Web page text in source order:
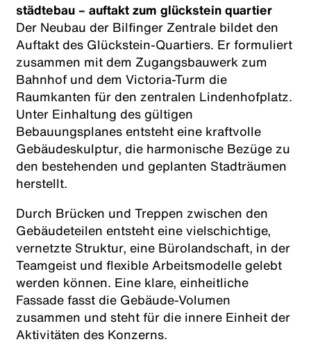
städtebau – auftakt zum glückstein quartier
Der Neubau der Bilfinger Zentrale bildet den
Auftakt des Glückstein-Quartiers. Er formuliert
zusammen mit dem Zugangsbauwerk zum
Bahnhof und dem Victoria-Turm die
Raumkanten für den zentralen Lindenhofplatz.
Unter Einhaltung des gültigen
Bebauungsplanes entsteht eine kraftvolle
Gebäudeskulptur, die harmonische Bezüge zu
den bestehenden und geplanten Stadträumen
herstellt.
Durch Brücken und Treppen zwischen den
Gebäudeteilen entsteht eine vielschichtige,
vernetzte Struktur, eine Bürolandschaft, in der
Teamgeist und flexible Arbeitsmodelle gelebt
werden können. Eine klare, einheitliche
Fassade fasst die Gebäude-Volumen
zusammen und steht für die innere Einheit der
Aktivitäten des Konzerns.